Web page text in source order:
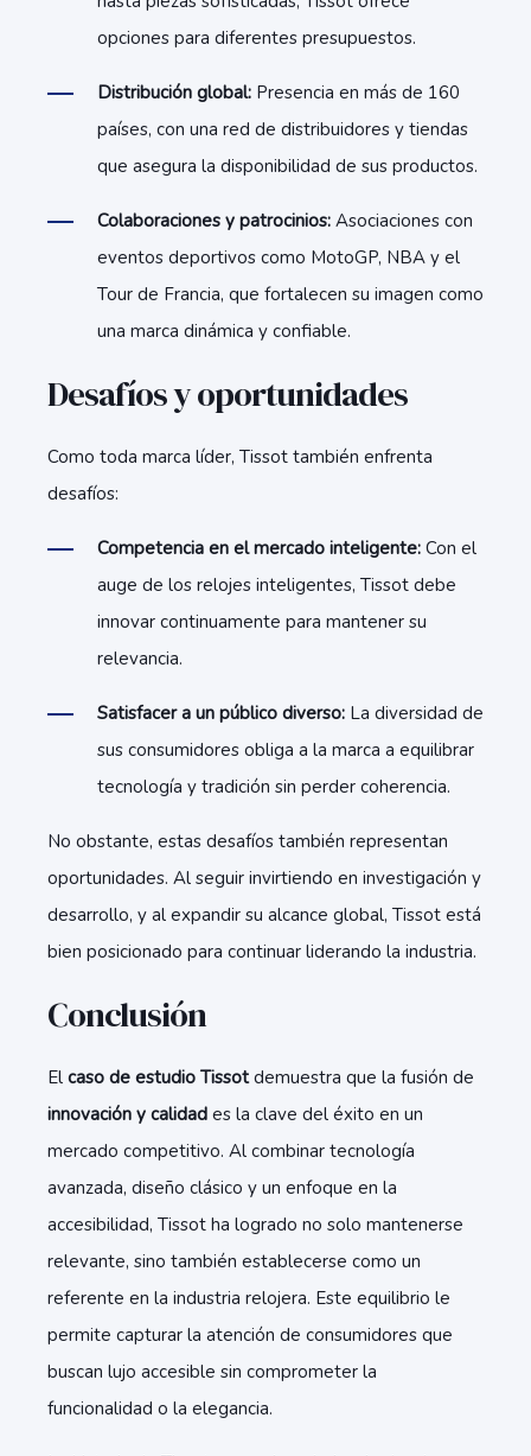
opciones para diferentes presupuestos.
Distribución global: Presencia en más de 160
países, con una red de distribuidores y tiendas
que asegura la disponibilidad de sus productos.
Colaboraciones y patrocinios: Asociaciones con
eventos deportivos como MotoGP, NBA y el
Tour de Francia, que fortalecen su imagen como
una marca dinámica y confiable.
Desafíos y oportunidades
Como toda marca líder, Tissot también enfrenta
desafíos:
Competencia en el mercado inteligente: Con el
auge de los relojes inteligentes, Tissot debe
innovar continuamente para mantener su
relevancia.
Satisfacer a un público diverso: La diversidad de
sus consumidores obliga a la marca a equilibrar
tecnología y tradición sin perder coherencia.
No obstante, estas desafíos también representan
oportunidades. Al seguir invirtiendo en investigación y
desarrollo, y al expandir su alcance global, Tissot está
bien posicionado para continuar liderando la industria.
Conclusión
El caso de estudio Tissotdemuestra que la fusión de
innovación y calidad es la clave del éxito en un
mercado competitivo. Al combinar tecnología
avanzada, diseño clásico y un enfoque en la
accesibilidad, Tissot ha logrado no solo mantenerse
relevante, sino también establecerse como un
referente en la industria relojera. Este equilibrio le
permite capturar la atención de consumidores que
buscan lujo accesible sin comprometer la
funcionalidad o la elegancia.